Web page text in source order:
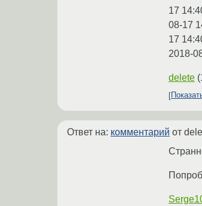
17
08-17
17
2018-
delete (
Ответ на: комментарий от